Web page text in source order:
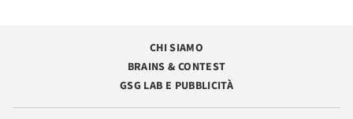
CHI SIAMO
BRAINS & CONTEST
GSG LAB E PUBBLICITÀ